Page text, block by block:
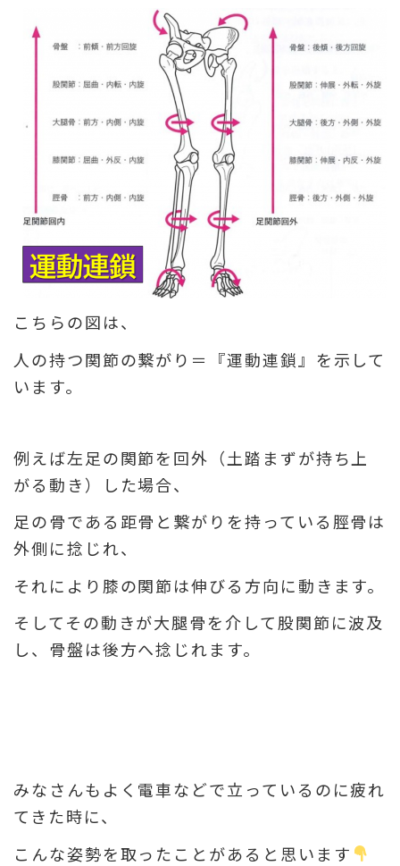
こちらの図は、
人の持つ関節の繋がり＝『運動連鎖』 を示して
います。
例えば左足の関節を回外（土踏まずが持ち上
がる動き）した場合、
足の骨である距骨と繋がりを持っている脛骨は
外側に捻じれ、
それにより膝の関節は伸びる方向に動きます。
そしてその動きが大腿骨を介して股関節に波及
し、 骨盤は後方へ捻じれます。
みなさんもよく電車などで立っているのに疲れ
てきた時に、
こんな姿勢を取ったことがあると思います